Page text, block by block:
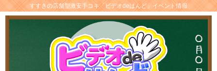
すすきの店舗型激安手コキ「ビデオdeはんど」イベント情報